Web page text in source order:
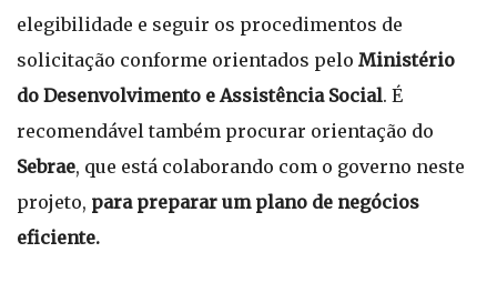
elegibilidade e seguir os procedimentos de
solicitação conforme orientados pelo Ministério
do Desenvolvimento e Assistência Social. É
recomendável também procurar orientação do
Sebrae, que está colaborando com o governo neste
projeto, para preparar um plano de negócios
eficiente.